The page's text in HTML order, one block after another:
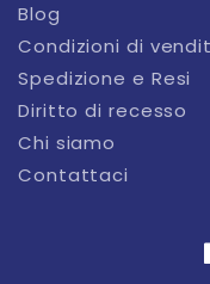
Blog
Condizioni di
Spedizione e Resi
Diritto di recesso
Chi siamo
Contattaci